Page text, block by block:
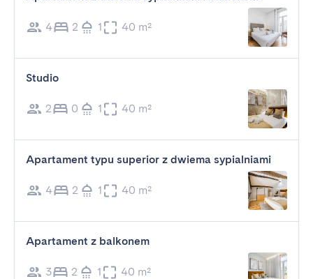
4 2 1 40 m²
Studio
2 0 1 40 m²
Apartament typu superior z dwiema sypialniami
4 2 1 40 m²
Apartament z balkonem
3 2 1 40 m²